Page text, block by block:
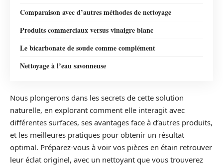
Comparaison avec d’autres méthodes de nettoyage
Produits commerciaux versus vinaigre blanc
Le bicarbonate de soude comme complément
Nettoyage à l’eau savonneuse
Nous plongerons dans les secrets de cette solution
naturelle, en explorant comment elle interagit avec
différentes surfaces, ses avantages face à d’autres produits,
et les meilleures pratiques pour obtenir un résultat
optimal. Préparez-vous à voir vos pièces en étain retrouver
leur éclat originel, avec un nettoyant que vous trouverez